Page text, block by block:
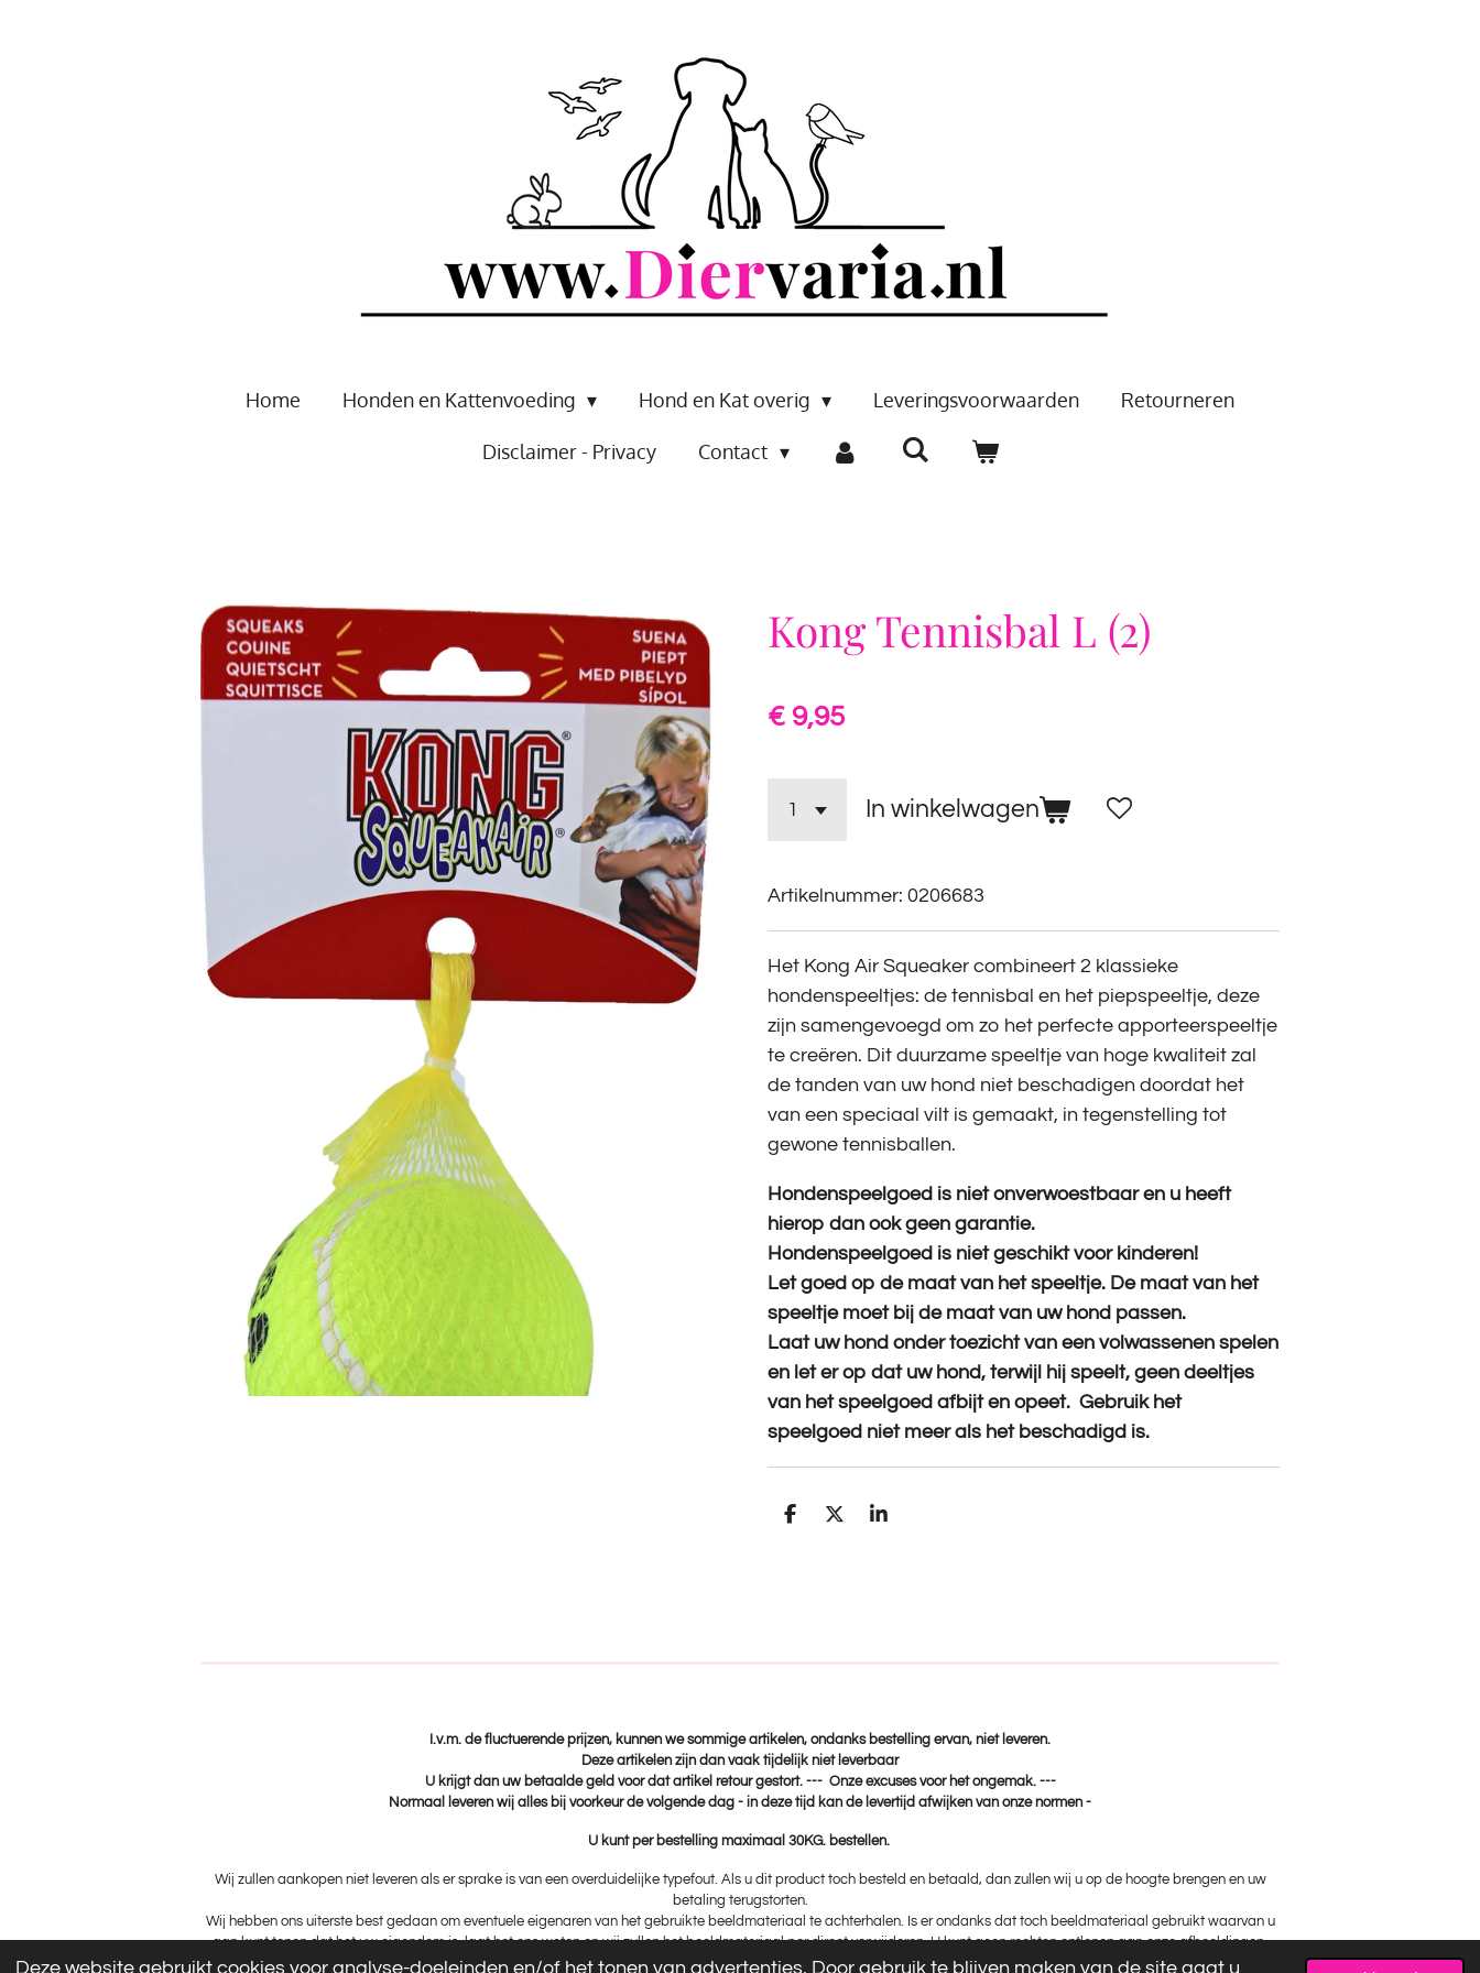
Deze website gebruikt cookies voor analyse-doeleinden en/of het tonen van advertenties. Door gebruik te blijven maken van de site gaat u
Home Honden en Kattenvoeding Hond en Kat overig Leveringsvoorwaarden Retourneren
Disclaimer - Privacy Contact
Kong Tennisbal L (2)
€ 9,95
In winkelwagen
Artikelnummer: 0206683
Het Kong Air Squeaker combineert 2 klassieke
hondenspeeltjes: de tennisbal en het piepspeeltje, deze
zijn samengevoegd om zo het perfecte apporteerspeeltje
te creëren. Dit duurzame speeltje van hoge kwaliteit zal
de tanden van uw hond niet beschadigen doordat het
van een speciaal vilt is gemaakt, in tegenstelling tot
gewone tennisballen.
Hondenspeelgoed is niet onverwoestbaar en u heeft
hierop dan ook geen garantie.
Hondenspeelgoed is niet geschikt voor kinderen!
Let goed op de maat van het speeltje. De maat van het
speeltje moet bij de maat van uw hond passen.
Laat uw hond onder toezicht van een volwassenen spelen
en let er op dat uw hond, terwijl hij speelt, geen deeltjes
van het speelgoed afbijt en opeet. Gebruik het
speelgoed niet meer als het beschadigd is.
D
D
S
I.v.m. de fluctuerende prijzen, kunnen we sommige artikelen, ondanks bestelling ervan, niet leveren.
Deze artikelen zijn dan vaak tijdelijk niet leverbaar
U krijgt dan uw betaalde geld voor dat artikel retour gestort. --- Onze excuses voor het ongemak. ---
Normaal leveren wij alles bij voorkeur de volgende dag - in deze tijd kan de levertijd afwijken van onze normen -
U kunt per bestelling maximaal 30KG. bestellen.
Wij zullen aankopen niet leveren als er sprake is van een overduidelijke typefout. Als u dit product toch besteld en betaald, dan zullen wij u op de hoogte brengen en uw
betaling terugstorten.
Wij hebben ons uiterste best gedaan om eventuele eigenaren van het gebruikte beeldmateriaal te achterhalen. Is er ondanks dat toch beeldmateriaal gebruikt waarvan u
aan kunt tonen dat het uw eigendom is, laat het ons weten en wij zullen het beeldmateriaal per direct verwijderen. U kunt geen rechten ontlenen aan onze afbeeldingen.